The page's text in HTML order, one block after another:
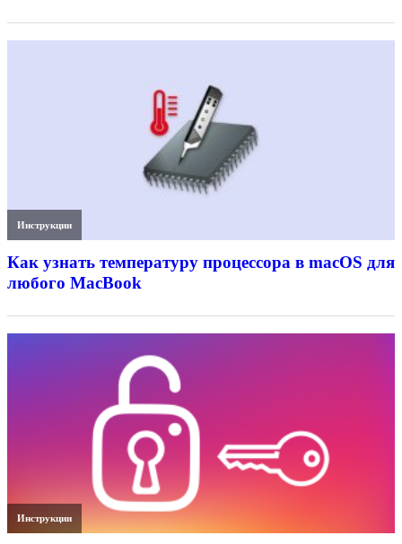
Инструкции
Как узнать температуру процессора в macOS для
любого MacBook
Инструкции